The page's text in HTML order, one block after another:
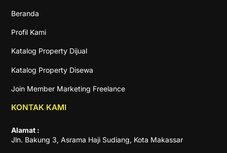
Beranda
Profil Kami
Katalog Property Dijual
Katalog Property Disewa
Join Member Marketing Freelance
KONTAK KAMI
Alamat :
Jln. Bakung 3, Asrama Haji Sudiang, Kota Makassar